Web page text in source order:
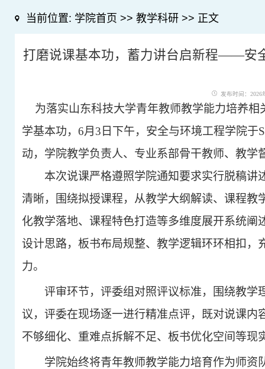
当前位置: 学院首页 >> 教学科研>> 正文
打磨说课基本功，蓄力讲台启新程——安
发布时间：2026
为落实山东科技大学青年教师教学能力培养
学基本功，6月3日下午，安全与环境工程学院
动，学院教学负责人、专业系部骨干教师、教
本次说课严格遵照学院通知要求实行脱稿讲
清晰，围绕拟授课程，从教学大纲解读、课程
化教学落地、课程特色打造等多维度展开系统
设计思路，板书布局规整、教学逻辑环环相扣
力。
评审环节，评委组对照评议标准，围绕教
议，评委在现场逐一进行精准点评，既对说课
不够细化、重难点拆解不足、板书优化空间等现
学院始终将青年教师教学能力培育作为师